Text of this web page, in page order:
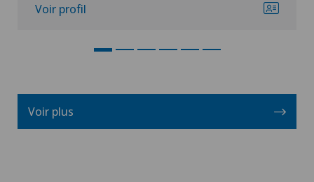
Voir profil
Voir plus